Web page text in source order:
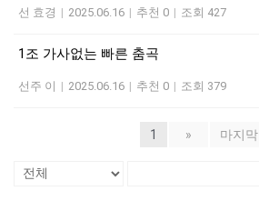
선 효경 | 2025.06.16 | 추천 0 | 조회 427
1조 가사없는 빠른 춤곡
선주 이 | 2025.06.16 | 추천 0 | 조회 379
1 » 마지막